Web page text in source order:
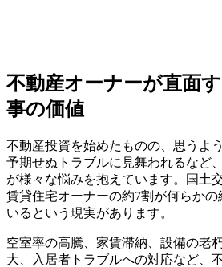
不動産オーナーが直面
事の価値
不動産投資を始めたものの、思うよ
予期せぬトラブルに見舞われるなど
が様々な悩みを抱えています。国土
賃貸住宅オーナーの約7割が何らか
いるという現実があります。
空室率の高騰、家賃滞納、設備の老
大、入居者トラブルへの対応など、